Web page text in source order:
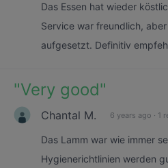
Das Essen hat wieder
Service war freundlich,
aufgesetzt. Definitiv
"Very good"
Chantal M. 6 years ago · 1
Das Lamm war wie immer
Hygienerichtlinien werden